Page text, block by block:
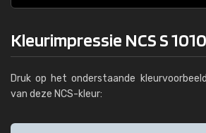
Kleurimpressie NCS S
Druk op het onderstaande
van deze NCS-kleur: